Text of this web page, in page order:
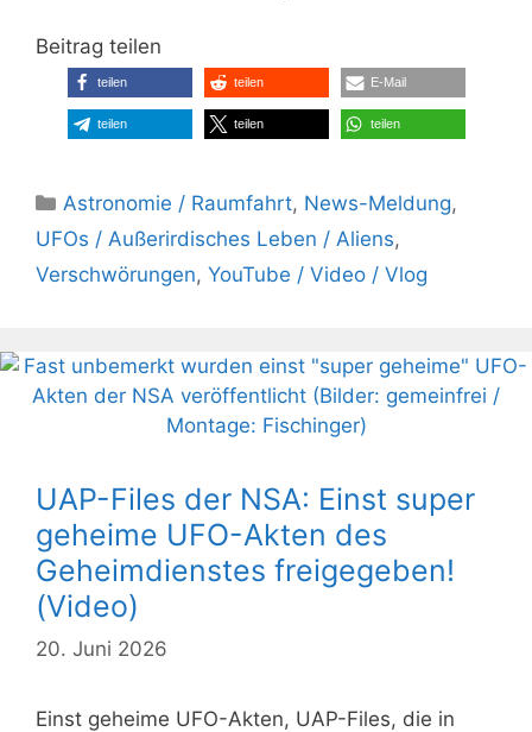
Beitrag teilen
teilen teilen E-Mail
teilen teilen teilen
Kategorien
Astronomie / Raumfahrt, News-Meldung,
UFOs / Außerirdisches Leben / Aliens,
Verschwörungen, YouTube / Video / Vlog
UAP-Files der NSA: Einst super
geheime UFO-Akten des
Geheimdienstes freigegeben!
(Video)
20. Juni 2026
Einst geheime UFO-Akten, UAP-Files, die in